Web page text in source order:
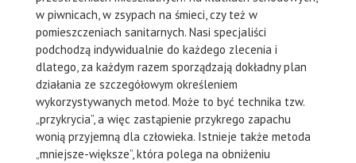
w piwnicach, w zsypach na śmieci, czy też w
pomieszczeniach sanitarnych. Nasi specjaliści
podchodzą indywidualnie do każdego zlecenia i
dlatego, za każdym razem sporządzają dokładny plan
działania ze szczegółowym określeniem
wykorzystywanych metod. Może to być technika tzw.
„przykrycia”, a więc zastąpienie przykrego zapachu
wonią przyjemną dla człowieka. Istnieje także metoda
„mniejsze-większe”, która polega na obniżeniu